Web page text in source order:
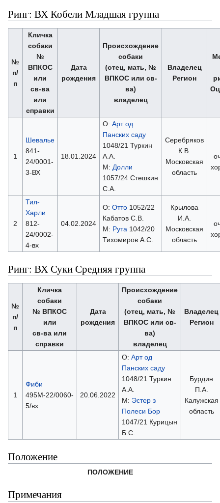
Ринг: ВХ Кобели Младшая группа
№
п/
п
Кличка
собаки
№
ВПКОС
или
св-ва
или
справки
Дата
рождения
Происхождение
собаки
(отец, мать, №
ВПКОС или св-
ва)
владелец
Владелец
Регион
1
Шевалье
841-
24/0001-
3-ВХ
18.01.2024
О: Арт од
Панских саду
1048/21 Туркин
А.А.
М: Долли
1057/24 Стешкин
С.А.
Серебряков
К.В.
Московская
область
2
Тил-
Харли
812-
24/0002-
4-вх
04.02.2024
О: Отто1052/22
Кабатов С.В.
М: Рута1042/20
Тихомиров А.С.
Крылова
И.А.
Московская
область
Ринг: ВХ Суки Средняя группа
№
п/
п
Кличка
собаки
№ ВПКОС
или
св-ва или
справки
Дата
рождения
Происхождение
собаки
(отец, мать, №
ВПКОС или св-
ва)
владелец
Владелец
Регион
1
Фиби
495М-22/0060-
5/вх
20.06.2022
О: Арт од
Панских саду
1048/21 Туркин
А.А.
М: Эстер з
Полеси Бор
1047/21 Курицын
Б.С.
Бурдин
П.А.
Калужская
область
Положение
ПОЛОЖЕНИЕ
Примечания